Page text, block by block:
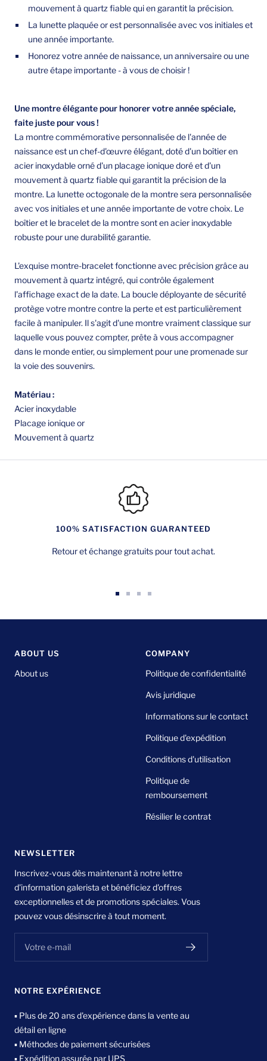
mouvement à quartz fiable qui en garantit la précision.
La lunette plaquée or est personnalisée avec vos initiales et
une année importante.
Honorez votre année de naissance, un anniversaire ou une
autre étape importante - à vous de choisir !
Une montre élégante pour honorer votre année spéciale,
faite juste pour vous !
La montre commémorative personnalisée de l'année de
naissance est un chef-d'œuvre élégant, doté d'un boîtier en
acier inoxydable orné d'un placage ionique doré et d'un
mouvement à quartz fiable qui garantit la précision de la
montre. La lunette octogonale de la montre sera personnalisée
avec vos initiales et une année importante de votre choix. Le
boîtier et le bracelet de la montre sont en acier inoxydable
robuste pour une durabilité garantie.
L'exquise montre-bracelet fonctionne avec précision grâce au
mouvement à quartz intégré, qui contrôle également
l'affichage exact de la date. La boucle déployante de sécurité
protège votre montre contre la perte et est particulièrement
facile à manipuler. Il s'agit d'une montre vraiment classique sur
laquelle vous pouvez compter, prête à vous accompagner
dans le monde entier, ou simplement pour une promenade sur
la voie des souvenirs.
Matériau :
Acier inoxydable
Placage ionique or
Mouvement à quartz
100% SATISFACTION GUARANTEED
Retour et échange gratuits pour tout achat.
ABOUT US
About us
COMPANY
Politique de confidentialité
Avis juridique
Informations sur le contact
Politique d'expédition
Conditions d'utilisation
Politique de
remboursement
Résilier le contrat
NEWSLETTER
Inscrivez-vous dès maintenant à notre lettre
d'information galerista et bénéficiez d'offres
exceptionnelles et de promotions spéciales. Vous
pouvez vous désinscrire à tout moment.
Votre e-mail
NOTRE EXPÉRIENCE
▪ Plus de 20 ans d'expérience dans la vente au
détail en ligne
▪ Méthodes de paiement sécurisées
▪ Expédition assurée par UPS